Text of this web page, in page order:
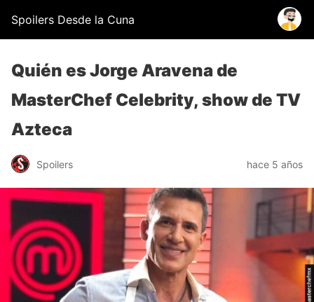
Spoilers Desde la Cuna
Quién es Jorge Aravena de
MasterChef Celebrity, show de TV
Azteca
Spoilers hace 5 años